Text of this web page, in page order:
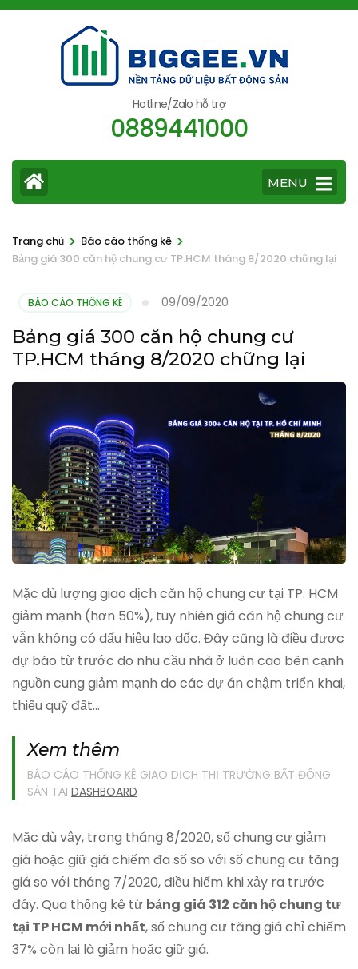
Bỏ
Enter)
Hotline/Zalo hỗ trợ
0889441000
MENU
Trang chủ > Báo cáo thống kê >
Bảng giá 300 căn hộ chung cư TP.HCM tháng 8/2020 chững lại
BÁO CÁO THỐNG KÊ 09/09/2020
Bảng giá 300 căn hộ chung cư
TP.HCM tháng 8/2020 chững lại
Mặc dù lượng giao dịch căn hộ chung cư tại TP. HCM
giảm mạnh (hơn 50%), tuy nhiên giá căn hộ chung cư
vẫn không có dấu hiệu lao dốc. Đây cũng là điều được
dự báo từ trước do nhu cầu nhà ở luôn cao bên cạnh
nguồn cung giảm mạnh do các dự án chậm triển khai,
thiếu quỹ đất…
Xem thêm
BÁO CÁO THỐNG KÊ GIAO DỊCH THỊ TRƯỜNG BẤT ĐỘNG
SẢN TẠI DASHBOARD
Mặc dù vậy, trong tháng 8/2020, số chung cư giảm
giá hoặc giữ giá chiếm đa số so với số chung cư tăng
giá so với tháng 7/2020, điều hiếm khi xảy ra trước
đây. Qua thống kê từ bảng giá 312 căn hộ chung tư
tại TP HCM mới nhất, số chung cư tăng giá chỉ chiếm
37% còn lại là giảm hoặc giữ giá.